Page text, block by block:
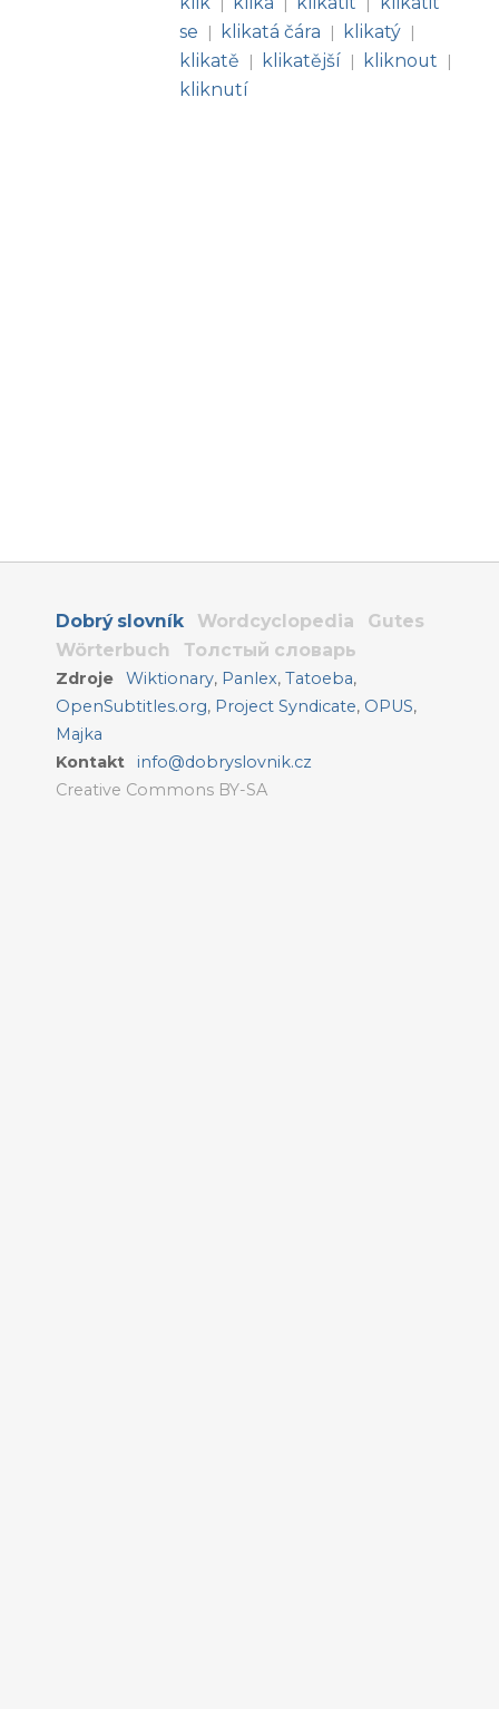
se
| klikatá čára | klikatý |
klikatě | klikatější | kliknout |
kliknutí
Dobrý slovník Wordcyclopedia
Gutes
Wörterbuch
Толстый словарь
Zdroje Wiktionary, Panlex,Tatoeba,
OpenSubtitles.org, Project Syndicate, OPUS,
Majka
Kontakt
info@dobryslovnik.cz
Creative Commons BY-SA